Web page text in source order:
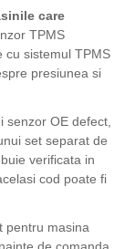
care
TPMS
cu sistemul TPMS
presiunea si
senzor OE defect,
set separat de
verificata in
cod poate fi
pentru masina